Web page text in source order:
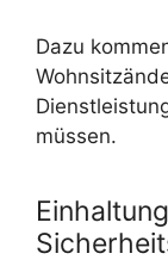
Dazu
müssen.